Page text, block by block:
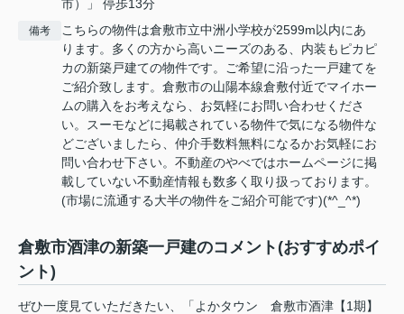
市）」 停歩13分
備考
こちらの物件は倉敷市立中洲小学校が2599m以内にあ
ります。多くの方から高いニーズのある、内装もピカピ
カの新築戸建ての物件です。ご希望に沿った一戸建てを
ご紹介致します。倉敷市の山陽本線倉敷付近でマイホー
ムの購入をお考えなら、お気軽にお問い合わせくださ
い。スーモなどに掲載されている物件で気になる物件な
どございましたら、仲介手数料無料になるかお気軽にお
問い合わせ下さい。不動産のやべではホームページに掲
載していない不動産情報も数多く取り扱っております。
(市場に流通する大半の物件をご紹介可能です)(*^_^*)
倉敷市酒津の新築一戸建のコメント(おすすめポイ
ント)
ぜひ一度見ていただきたい、「よかタウン 倉敷市酒津【1期】